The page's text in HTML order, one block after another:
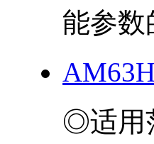
能参数
◎适用